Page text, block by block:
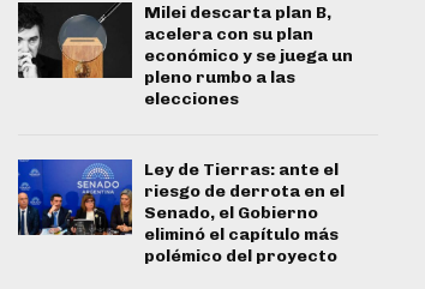
Milei descarta plan B,
acelera con su plan
económico y se juega un
pleno rumbo a las
elecciones
Ley de Tierras: ante el
riesgo de derrota en el
Senado, el Gobierno
eliminó el capítulo más
polémico del proyecto